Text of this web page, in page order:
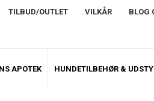
TILBUD/OUTLET VILKÅR BLOG
APOTEK HUNDETILBEHØR &